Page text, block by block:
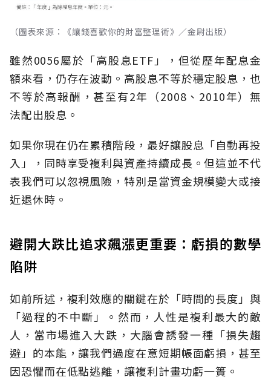
（圖表來源：《讓錢喜歡你的財富整理術》／金尉出版）
雖然0056屬於「高股息ETF」，但從歷年配息金
額來看，仍存在波動。高股息不等於穩定股息，也
不等於高報酬，甚至有2年（2008、2010年）無
法配出股息。
如果你現在仍在累積階段，最好讓股息「自動再投
入」，同時享受複利與資產持續成長。但這並不代
表我們可以忽視風險，特別是當資金規模變大或接
近退休時。
避開大跌比追求飆漲更重要：虧損的數學
陷阱
如前所述，複利效應的關鍵在於「時間的長度」與
「過程的不中斷」。然而，人性是複利最大的敵
人，當市場進入大跌，大腦會誘發一種「損失趨
避」的本能，讓我們過度在意短期帳面虧損，甚至
因恐懼而在低點逃離，讓複利計畫功虧一簣。